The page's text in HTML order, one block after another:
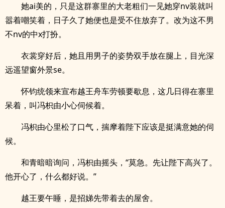
她ai美的，只是这群寨里的大老粗们一见她穿nv装就叫
嚣着嘲笑着，日子久了她便也是受不住放弃了。改为这不男
不nv的中x打扮。
衣裳穿好后，她且用男子的姿势双手放在腿上，目光深
远遥望窗外景se。
怀钧统领来宣布越王舟车劳顿要歇息，这几日得在寨里
呆着，叫冯枳由小心伺候着。
冯枳由心里松了口气，揣摩着陛下应该是挺满意她的伺
候。
和青暗暗询问，冯枳由摇头，“莫急。先让陛下高兴了。
他开心了，什么都好说。”
越王要午睡，是招娣先带着去的屋舍。